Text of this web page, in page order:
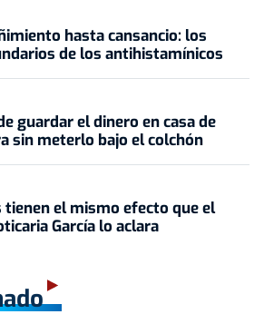
hasta cansancio: los
de los antihistamínicos
guardar el dinero en casa de
sin meterlo bajo el colchón
tienen el mismo efecto que el
García lo aclara